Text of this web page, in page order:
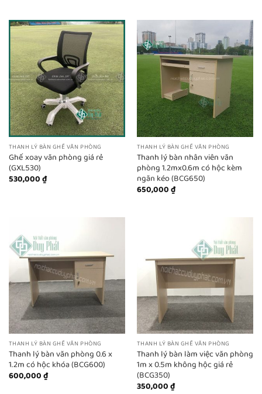
THANH LÝ BÀN GHẾ VĂN PHÒNG
Ghế xoay văn phòng giá rẻ
(GXL530)
530,000₫
THANH LÝ BÀN GHẾ VĂN PHÒNG
Thanh lý bàn nhân viên văn
phòng 1.2mx0.6m có hộc kèm
ngăn kéo (BCG650)
650,000₫
THANH LÝ BÀN GHẾ VĂN PHÒNG
Thanh lý bàn văn phòng 0.6 x
1.2m có hộc khóa (BCG600)
600,000₫
THANH LÝ BÀN GHẾ VĂN PHÒNG
Thanh lý bàn làm việc văn phòng
1m x 0.5m không hộc giá rẻ
(BCG350)
350,000₫